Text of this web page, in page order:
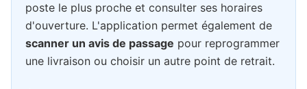
poste le plus proche et consulter ses horaires
d'ouverture. L'application permet également de
scanner un avis de passage pour reprogrammer
une livraison ou choisir un autre point de retrait.